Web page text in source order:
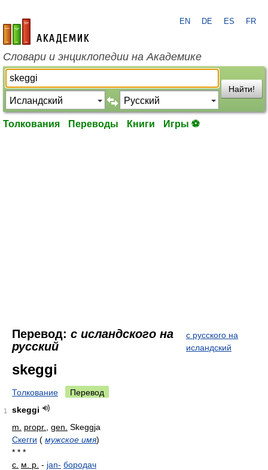
academic.ru
EN DE ES FR
Словари и энциклопедии на Академике
Найти!
Толкования Переводы Книги Игры ⚽
Перевод: с исландского на
русский
с русского на
исландский
skeggi
Толкование Перевод
1
skeggi
m.
propr. gen. Skeggja
Скегги ( мужское имя)
* * *
с. м. р. - jan- бородач